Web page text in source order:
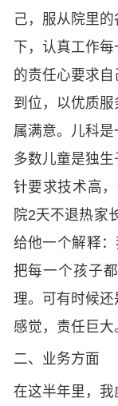
己，服从院里
下，认真工作
的责任心要求
到位，以优质
属满意。儿科
多数儿童是独
针要求技术高
院2天不退热家
给他一个解释
把每一个孩子
理。可有时候
感觉，责任巨大
二、业务方面
在这半年里，